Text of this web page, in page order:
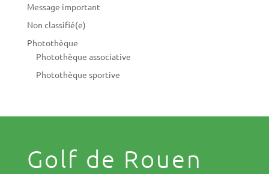
Message important
Non classifié(e)
Photothèque
Photothèque associative
Photothèque sportive
Golf de Rouen